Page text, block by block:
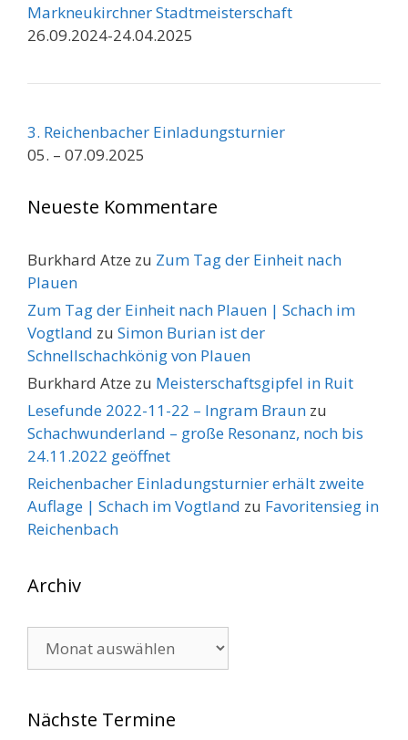
Markneukirchner Stadtmeisterschaft
26.09.2024-24.04.2025
3. Reichenbacher Einladungsturnier
05. – 07.09.2025
Neueste Kommentare
Burkhard Atze zu Zum Tag der Einheit nach
Plauen
Zum Tag der Einheit nach Plauen | Schach im
Vogtland zu Simon Burian ist der
Schnellschachkönig von Plauen
Burkhard Atze zu Meisterschaftsgipfel in Ruit
Lesefunde 2022-11-22 – Ingram Braun zu
Schachwunderland – große Resonanz, noch bis
24.11.2022 geöffnet
Reichenbacher Einladungsturnier erhält zweite
Auflage | Schach im Vogtland zu Favoritensieg in
Reichenbach
Archiv
Nächste Termine